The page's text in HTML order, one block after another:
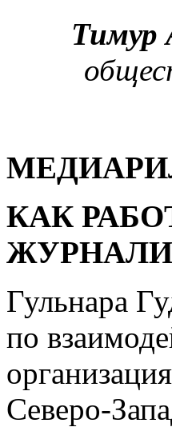
Тимур
КАК
Гульнара
по
Северо-